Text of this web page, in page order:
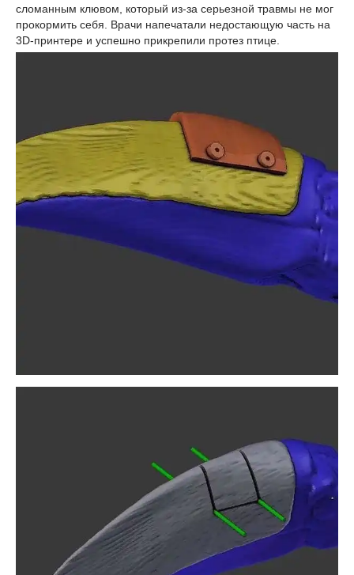
сломанным клювом, который из-за серьезной травмы не мог
прокормить себя. Врачи напечатали недостающую часть на
3D-принтере и успешно прикрепили протез птице.